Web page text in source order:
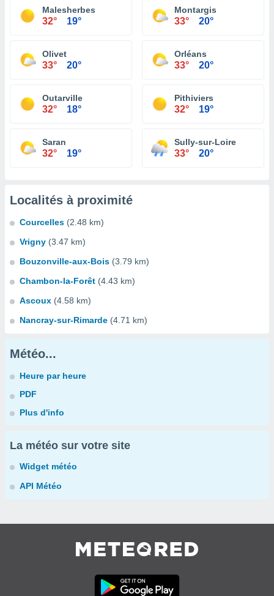
Malesherbes
32° 19°
Montargis
33° 20°
Olivet
33° 20°
Orléans
33° 20°
Outarville
32° 18°
Pithiviers
32° 19°
Saran
32° 19°
Sully-sur-Loire
33° 20°
Localités à proximité
Courcelles (2.48 km)
Vrigny (3.47 km)
Bouzonville-aux-Bois (3.79 km)
Chambon-la-Forêt (4.43 km)
Ascoux (4.58 km)
Nancray-sur-Rimarde (4.71 km)
Météo...
Heure par heure
PDF
Plus d'info
La météo sur votre site
Widget météo
API Météo